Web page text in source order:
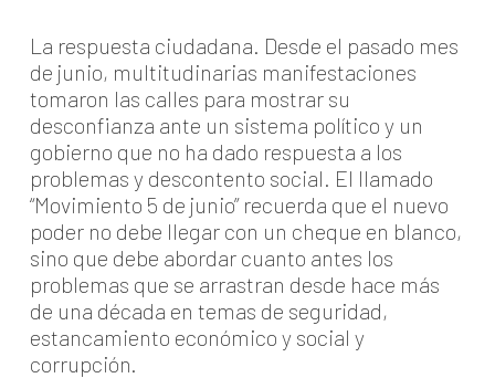
La respuesta ciudadana. Desde el pasado mes
de junio, multitudinarias manifestaciones
tomaron las calles para mostrar su
desconfianza ante un sistema político y un
gobierno que no ha dado respuesta a los
problemas y descontento social. El llamado
“Movimiento 5 de junio” recuerda que el nuevo
poder no debe llegar con un cheque en blanco,
sino que debe abordar cuanto antes los
problemas que se arrastran desde hace más
de una década en temas de seguridad,
estancamiento económico y social y
corrupción.